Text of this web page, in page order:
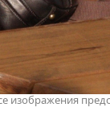
изображения